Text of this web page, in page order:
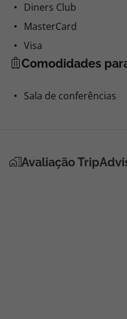
Diners Club
MasterCard
Visa
Comodidades
Sala de conferências
Avaliação